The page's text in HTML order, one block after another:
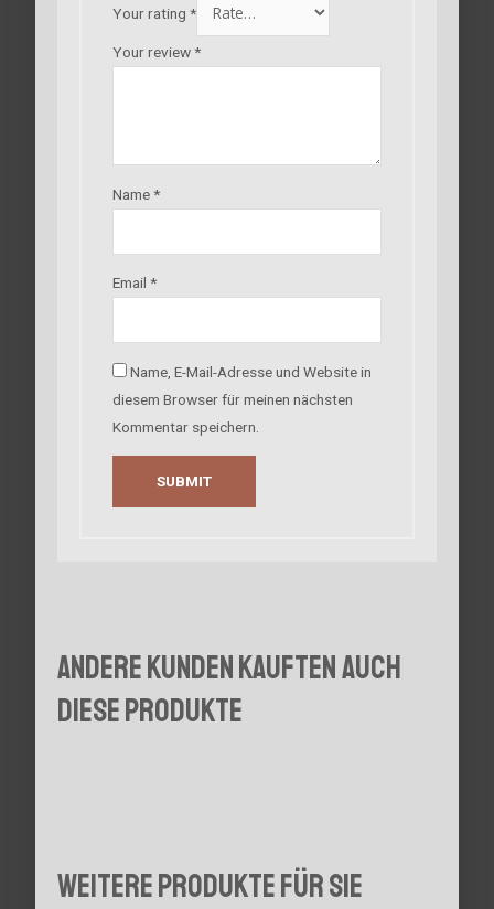
Your rating *
Your review*
Name*
Email *
Name, E-Mail-Adresse und Website in
diesem Browser für meinen nächsten
Kommentar speichern.
Andere Kunden kauften auch
diese Produkte
Weitere Produkte für Sie